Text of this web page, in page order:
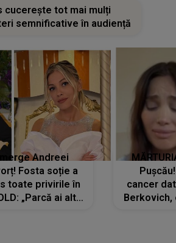
cucerește tot mai mulți
semnificative în audiență
Andreei
Fosta soție a
toate privirile în
„Parcă ai altă
cancer
Berkovich,